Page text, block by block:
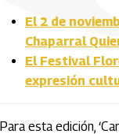
El 2 de
Chaparral
El Festival
expresión
Para esta edición,